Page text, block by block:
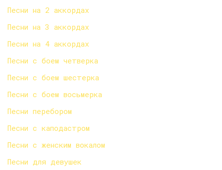
Песни на 2 аккордах
Песни на 3 аккордах
Песни на 4 аккордах
Песни с боем четверка
Песни с боем шестерка
Песни с боем восьмерка
Песни перебором
Песни с каподастром
Песни с женским вокалом
Песни для девушек